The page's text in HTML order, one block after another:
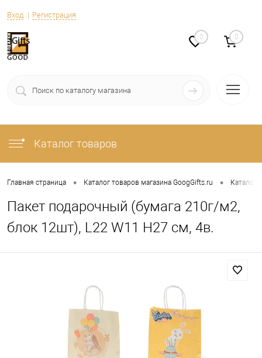
Вход Регистрация
0 0
Каталог товаров
Главная страница • Каталог товаров магазина GoogGifts.ru • Каталог
Пакет подарочный (бумага 210г/м2,
блок 12шт), L22 W11 H27 см, 4в.